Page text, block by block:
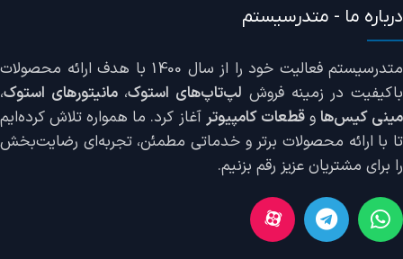
درباره ما - متدرسیستم
متدرسیستم فعالیت خود را از سال 1400 با هدف ارائه محصولات
باکیفیت در زمینه فروش لپ‌تاپ‌های استوک،مانیتورهای استوک،
مینی کیس‌هاوقطعات کامپیوترآغاز کرد. ما همواره تلاش کرده‌ایم
تا با ارائه محصولات برتر و خدماتی مطمئن، تجربه‌ای رضایت‌بخش
را برای مشتریان عزیز رقم بزنیم.